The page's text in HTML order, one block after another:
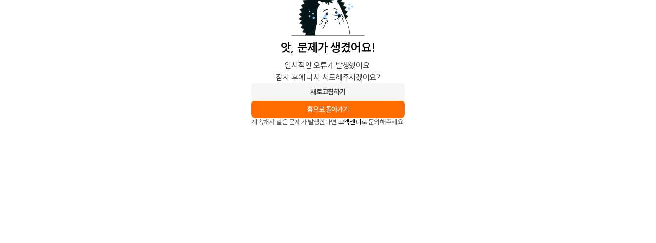
앗, 문제가 생겼어요!
일시적인 오류가 발생했어요.
잠시 후에 다시 시도해주시겠어요?
새로고침하기
홈으로 돌아가기
계속해서 같은 문제가 발생한다면 고객센터로 문의해주세요.